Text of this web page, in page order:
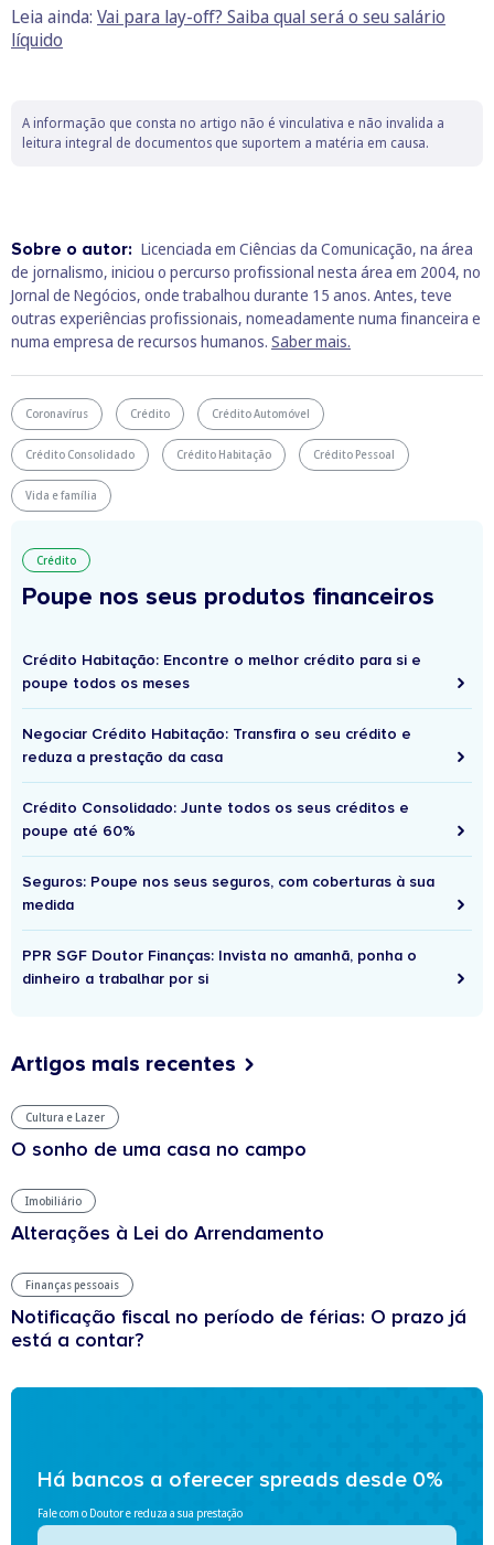
Leia ainda: Vai para lay-off? Saiba qual será o seu salário
líquido
A informação que consta no artigo não é vinculativa e não invalida a
leitura integral de documentos que suportem a matéria em causa.
Sobre o autor: Licenciada em Ciências da Comunicação, na área
de jornalismo, iniciou o percurso profissional nesta área em 2004, no
Jornal de Negócios, onde trabalhou durante 15 anos. Antes, teve
outras experiências profissionais, nomeadamente numa financeira e
numa empresa de recursos humanos. Saber mais.
Coronavírus Crédito Crédito Automóvel
Crédito Consolidado Crédito Habitação Crédito Pessoal
Vida e família
Crédito
Poupe nos seus produtos financeiros
Crédito Habitação: Encontre o melhor crédito para si e
poupe todos os meses
Negociar Crédito Habitação: Transfira o seu crédito e
reduza a prestação da casa
Crédito Consolidado: Junte todos os seus créditos e
poupe até 60%
Seguros: Poupe nos seus seguros, com coberturas à sua
medida
PPR SGF Doutor Finanças: Invista no amanhã, ponha o
dinheiro a trabalhar por si
Artigos mais recentes
Cultura e Lazer
O sonho de uma casa no campo
Imobiliário
Alterações à Lei do Arrendamento
Finanças pessoais
Notificação fiscal no período de férias: O prazo já
está a contar?
Há bancos a oferecer spreads desde 0%
Fale com o Doutor e reduza a sua prestação